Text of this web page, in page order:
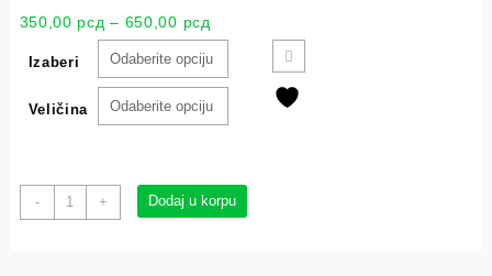
350,00 рсд – 650,00 рсд
Izaberi
Veličina
- + Dodaj u korpu